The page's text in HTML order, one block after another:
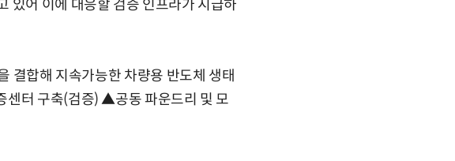
있어 이에 대응할 검증 인프라가 시급하
결합해 지속가능한 차량용 반도체 생태
터 구축(검증) ▲공동 파운드리 및 모